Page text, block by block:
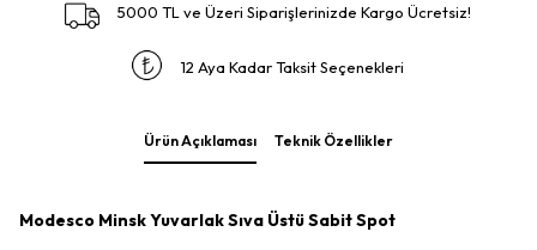
5000 TL ve Üzeri Siparişlerinizde Kargo Ücretsiz!
12 Aya Kadar Taksit Seçenekleri
Ürün Açıklaması Teknik Özellikler
Modesco Minsk Yuvarlak Sıva Üstü Sabit Spot